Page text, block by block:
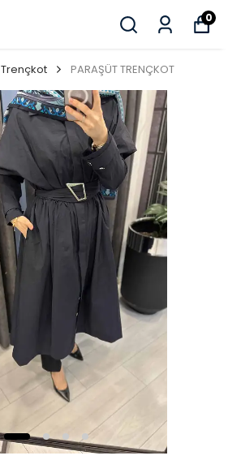
0
Trençkot PARAŞÜT TRENÇKOT